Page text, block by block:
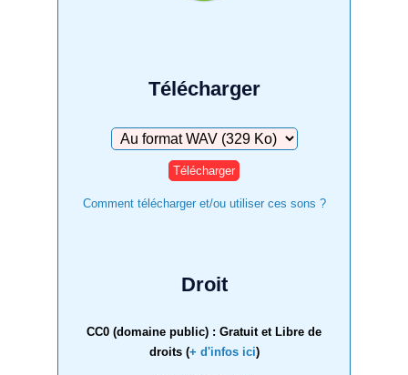
Télécharger
Télécharger
Comment télécharger et/ou utiliser ces sons ?
Droit
CC0 (domaine public) : Gratuit et Libre de
droits (+ d'infos ici)